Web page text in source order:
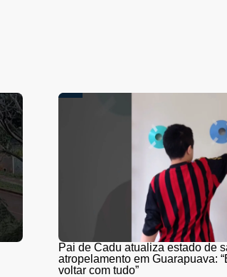
Pai de Cadu atualiza estado de
atropelamento em Guarapuava:
voltar com tudo”